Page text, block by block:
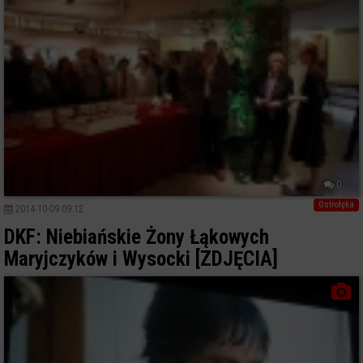
0
Ostrołęka
2014-10-09 09:12
DKF: Niebiańskie Żony Łąkowych
Maryjczyków i Wysocki [ZDJĘCIA]